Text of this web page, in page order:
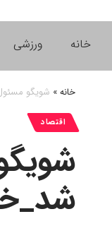
خانه ورزشی
خانه» شویگو
اقتصاد